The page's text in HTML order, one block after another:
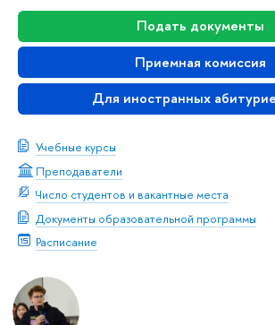
Подать документы
Приемная комиссия
Для иностранных
Учебные курсы
Преподаватели
Число студентов и вакантные места
Документы образовательной программы
Расписание